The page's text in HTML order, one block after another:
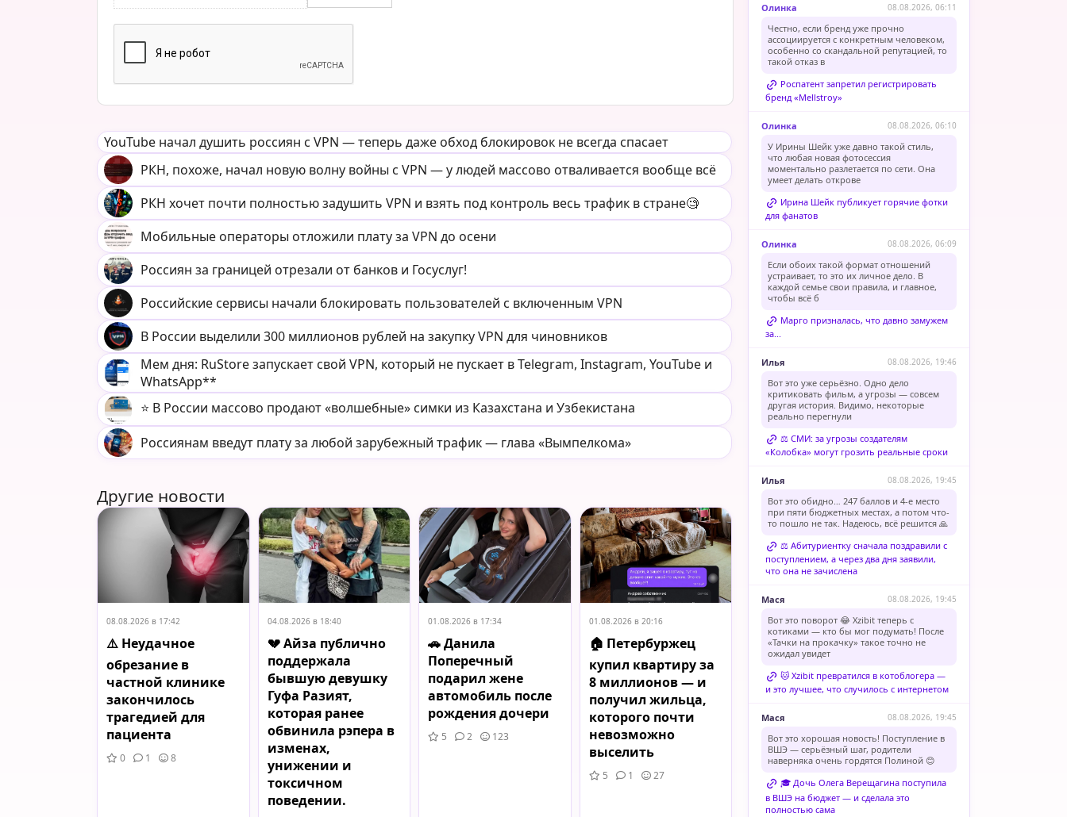
YouTube начал душить россиян с VPN — теперь даже обход блокировок не всегда спасает
РКН, похоже, начал новую волну войны с VPN — у людей массово отваливается вообще всё
РКН хочет почти полностью задушить VPN и взять под контроль весь трафик в стране🧐
Мобильные операторы отложили плату за VPN до осени
Россиян за границей отрезали от банков и Госуслуг!
Российские сервисы начали блокировать пользователей с включенным VPN
В России выделили 300 миллионов рублей на закупку VPN для чиновников
Мем дня: RuStore запускает свой VPN, который не пускает в Telegram, Instagram, YouTube и
WhatsApp**
⭐️ В России массово продают «волшебные» симки из Казахстана и Узбекистана
Россиянам введут плату за любой зарубежный трафик — глава «Вымпелкома»
Другие новости
08.08.2026 в 17:42
⚠️ Неудачное
обрезание в
частной клинике
закончилось
трагедией для
пациента
0 1 8
04.08.2026 в 18:40
💔 Айза публично
поддержала
бывшую девушку
Гуфа Разият,
которая ранее
обвинила рэпера в
изменах,
унижении и
токсичном
поведении.
01.08.2026 в 17:34
🚗 Данила
Поперечный
подарил жене
автомобиль после
рождения дочери
5 2 123
01.08.2026 в 20:16
🏠 Петербуржец
купил квартиру за
8 миллионов — и
получил жильца,
которого почти
невозможно
выселить
5 1 27
Олинка 08.08.2026, 06:11
Честно, если бренд уже прочно
ассоциируется с конкретным человеком,
особенно со скандальной репутацией, то
такой отказ в
Роспатент запретил регистрировать
бренд «Mellstroy»
Олинка 08.08.2026, 06:10
У Ирины Шейк уже давно такой стиль,
что любая новая фотосессия
моментально разлетается по сети. Она
умеет делать открове
Ирина Шейк публикует горячие фотки
для фанатов
Олинка 08.08.2026, 06:09
Если обоих такой формат отношений
устраивает, то это их личное дело. В
каждой семье свои правила, и главное,
чтобы всё б
Марго призналась, что давно замужем
за...
Илья 08.08.2026, 19:46
Вот это уже серьёзно. Одно дело
критиковать фильм, а угрозы — совсем
другая история. Видимо, некоторые
реально перегнули
⚖️ СМИ: за угрозы создателям
«Колобка» могут грозить реальные сроки
Илья 08.08.2026, 19:45
Вот это обидно… 247 баллов и 4-е место
при пяти бюджетных местах, а потом что-
то пошло не так. Надеюсь, всё решится 🙏
⚖️ Абитуриентку сначала поздравили с
поступлением, а через два дня заявили,
что она не зачислена
Мася 08.08.2026, 19:45
Вот это поворот 😂 Xzibit теперь с
котиками — кто бы мог подумать! После
«Тачки на прокачку» такое точно не
ожидал увидет
🐱 Xzibit превратился в котоблогера —
и это лучшее, что случилось с интернетом
Мася 08.08.2026, 19:45
Вот это хорошая новость! Поступление в
ВШЭ — серьёзный шаг, родители
наверняка очень гордятся Полиной 😊
🎓 Дочь Олега Верещагина поступила
в ВШЭ на бюджет — и сделала это
полностью сама